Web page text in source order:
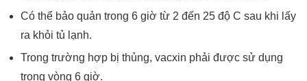
Có thể bảo quản trong 6 giờ từ 2 đến 25 độ C sau khi lấy
ra khỏi tủ lạnh.
Trong trường hợp bị thủng, vacxin phải được sử dụng
trong vòng 6 giờ.